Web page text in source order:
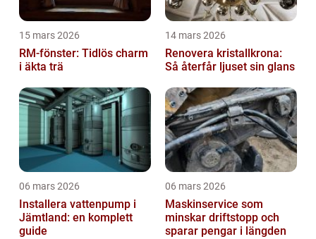
15 mars 2026
RM-fönster: Tidlös charm
i äkta trä
14 mars 2026
Renovera kristallkrona:
Så återfår ljuset sin glans
06 mars 2026
Installera vattenpump i
Jämtland: en komplett
guide
06 mars 2026
Maskinservice som
minskar driftstopp och
sparar pengar i längden